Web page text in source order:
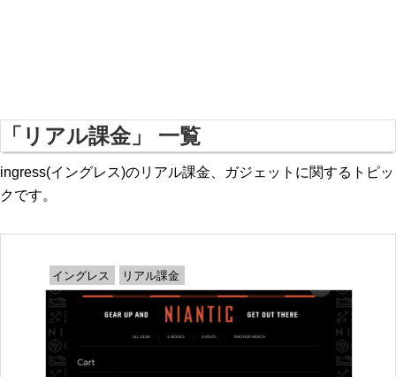
「リアル課金」 一覧
ingress(イングレス)のリアル課金、ガジェットに関するトピッ
クです。
イングレス リアル課金